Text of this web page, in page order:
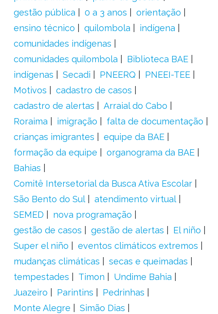
gestão pública
0 a 3 anos
orientação
ensino técnico
quilombola
indígena
comunidades indígenas
comunidades quilombola
Biblioteca BAE
indígenas
Secadi PNEERQ
PNEEI-TEE
Motivos
cadastro de casos
cadastro de alertas
Arraial do Cabo
Roraima
imigração
falta de documentação
crianças imigrantes
equipe da BAE
formação da equipe
organograma da BAE
Bahias
Comitê Intersetorial da Busca Ativa Escolar
São Bento do Sul
atendimento virtual
SEMED
nova programação
gestão de casos
gestão de alertas
El niño
Super el niño
eventos climáticos extremos
mudanças climáticas
secas e queimadas
tempestades
Timon
Undime Bahia
Juazeiro
Parintins
Pedrinhas
Monte Alegre
Simão Dias